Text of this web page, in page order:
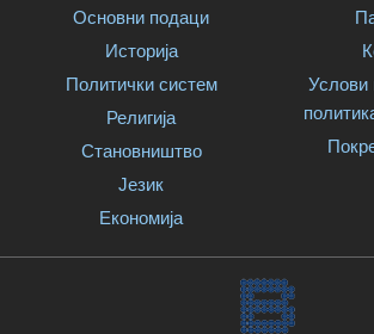
Основни подаци
Историја
Политички систем
Религија
Становништво
Језик
Економија
Услови